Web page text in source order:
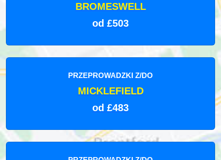
BROMESWELL
od £503
PRZEPROWADZKI Z/DO
MICKLEFIELD
od £483